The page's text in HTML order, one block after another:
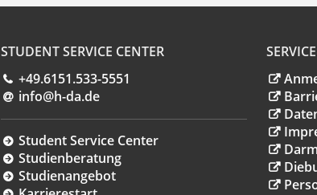
STUDENT SERVICE CENTER
+49.6151.533-5551
info@h-da.de
Student Service Center
Studienberatung
Studienangebot
SERVICE